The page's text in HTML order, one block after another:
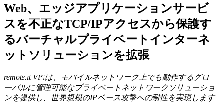
Web、エッジアプリケーションサービ
スを不正なTCP/IPアクセスから保護す
るバーチャルプライベートインターネ
ットソリューションを拡張
remote.it VPIは、モバイルネットワーク上でも動作するグロ
ーバルに管理可能なプライベートネットワークソリューショ
ンを提供し、世界規模のIPベース攻撃への耐性を実現します